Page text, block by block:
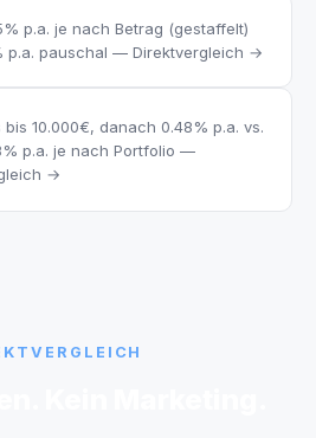
p.a. je nach Betrag (gestaffelt)
p.a. pauschal — Direktvergleich →
bis 10.000€, danach 0.48% p.a. vs.
p.a. je nach Portfolio —
→